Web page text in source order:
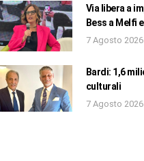
Via libera a
Bess a Melfi
7 Agosto 2026
Bardi: 1,6
culturali
7 Agosto 2026